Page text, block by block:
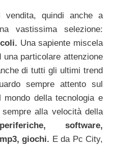
quindi anche a
vastissima selezione:
Una sapiente miscela
particolare attenzione
di tutti gli ultimi trend
sempre attento sul
della tecnologia e
alla velocità della
software,
giochi. E da Pc City,